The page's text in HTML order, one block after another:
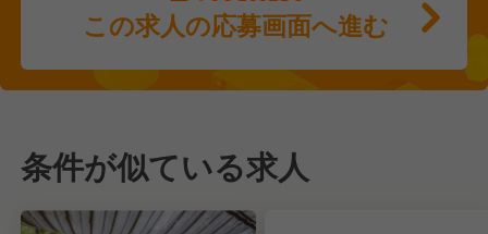
この求人の応募画面へ進む
条件が似ている求人